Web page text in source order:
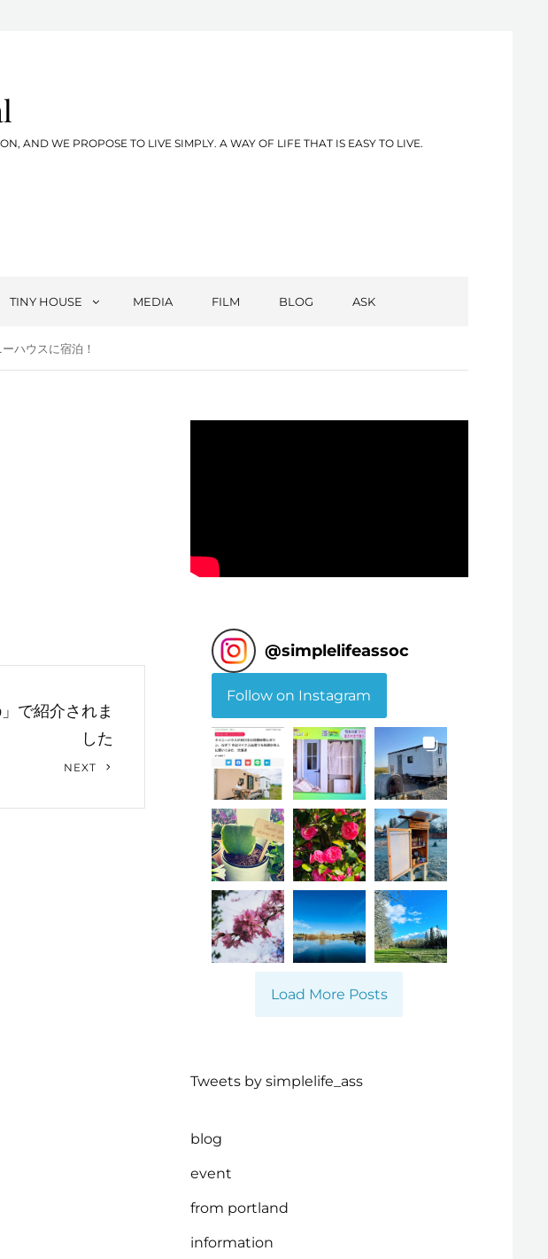
AND WE PROPOSE TO LIVE SIMPLY. A WAY OF LIFE THAT IS EASY TO LIVE.
TINY HOUSE MEDIA FILM BLOG ASK
ハウスに宿泊！
で紹介されま
した
NEXT
@simplelifeassoc
Follow on Instagram
Load More Posts
Tweets by simplelife_ass
blog
event
from portland
information